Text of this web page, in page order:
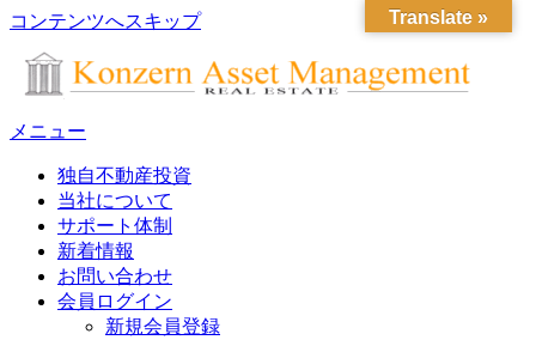
コンテンツへスキップ
メニュー
独自不動産投資
当社について
サポート体制
新着情報
お問い合わせ
会員ログイン
新規会員登録
Translate »